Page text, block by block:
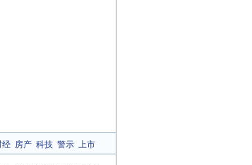
经 房产 科技 警示 上市